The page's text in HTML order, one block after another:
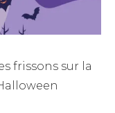
frissons sur la